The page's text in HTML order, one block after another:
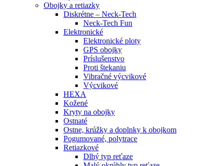
Obojky a retiazky
Diskrétne – Neck-Tech
Neck-Tech Fun
Elektronické
Elektronické ploty
GPS obojky
Príslušenstvo
Proti štekaniu
Vibračné výcvikové
Výcvikové
HEXA
Kožené
Kryty na obojky
Ostnaté
Ostne, krúžky a doplnky k obojkom
Pogumované, polytrace
Retiazkové
Dlhý typ reťaze